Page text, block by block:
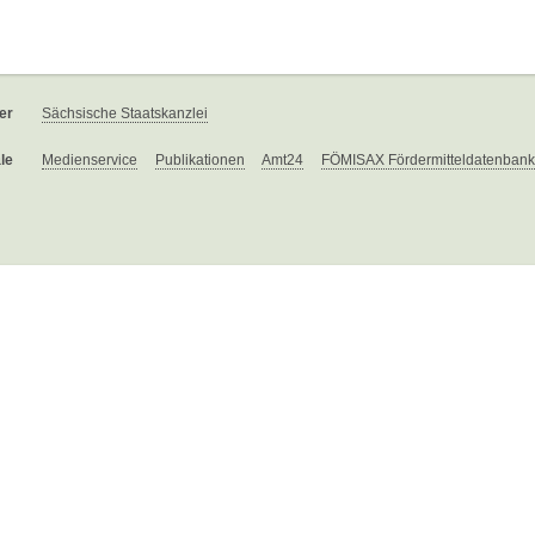
Sächsische Staatskanzlei
Medienservice Publikationen Amt24 FÖMISAX Fördermitteldatenbank